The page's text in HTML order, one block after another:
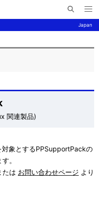
Japan
イ
内
メ
ニ
ュ
開
関連製品)
象とするPPSupportPackの
。
たは お問い合わせページ より